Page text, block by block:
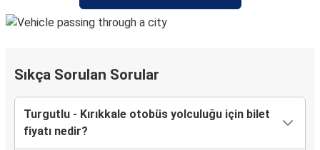
Sıkça Sorulan Sorular
Turgutlu - Kırıkkale otobüs yolculuğu için bilet
fiyatı nedir?